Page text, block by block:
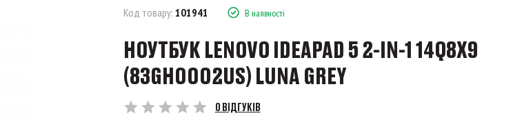
Код товару: 101941 В наявності
НОУТБУК LENOVO IDEAPAD 5 2-IN-1 14Q8X9
(83GH0002US) LUNA GREY
0 ВІДГУКІВ